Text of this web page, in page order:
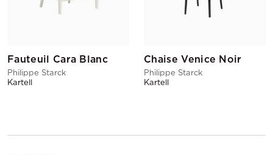
Fauteuil Cara Blanc
Philippe Starck
Kartell
Chaise Venice Noir
Philippe Starck
Kartell